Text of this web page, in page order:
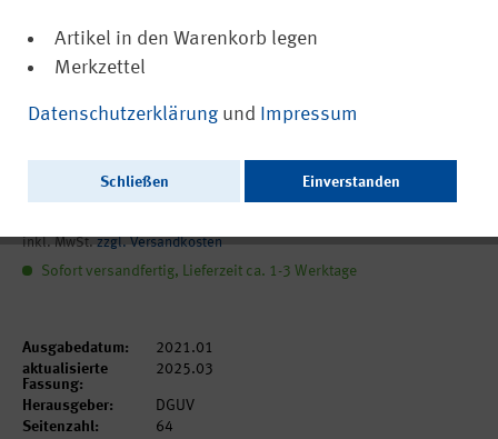
DGUV Information 209-022
Metallarbeitsplätzen
inkl. MwSt. zzgl. Versandkosten
Sofort versandfertig, Lieferzeit ca. 1-3 Werktage
Ausgabedatum:
2021.01
aktualisierte
Fassung:
2025.03
Herausgeber:
DGUV
Seitenzahl:
64
Artikel in den Warenkorb legen
Merkzettel
Datenschutzerklärung und Impressum
Schließen Einverstanden